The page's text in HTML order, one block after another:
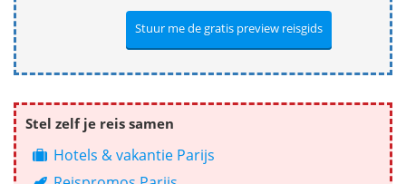
Stel zelf je reis samen
Hotels & vakantie Parijs